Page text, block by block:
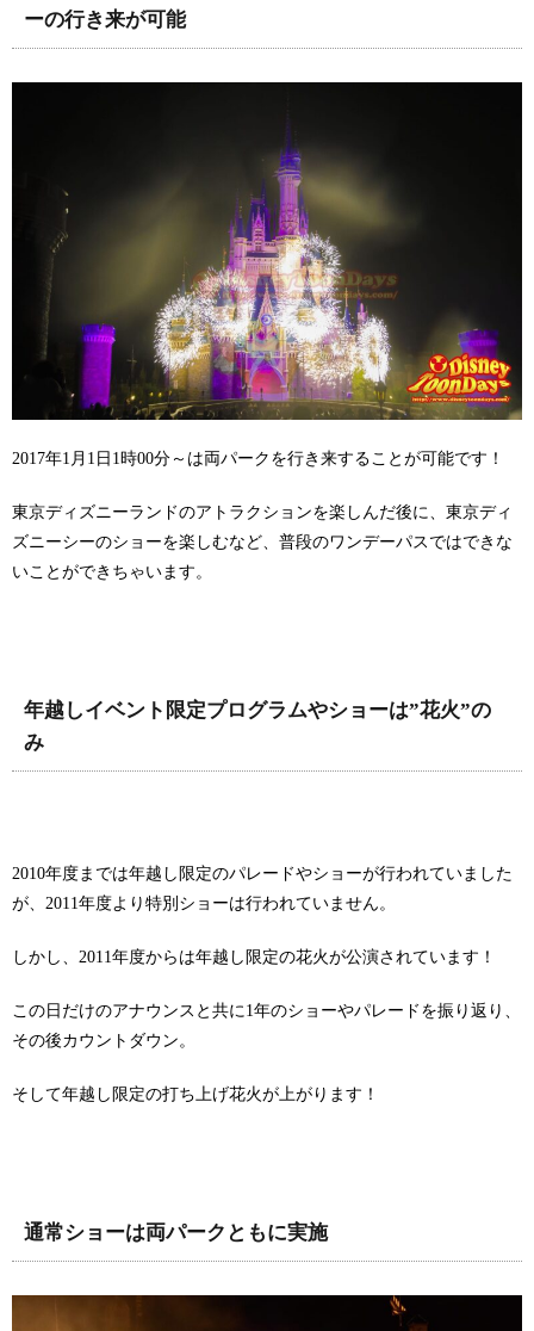
ーの行き来が可能
2017年1月1日1時00分～は両パークを行き来することが可能です！
東京ディズニーランドのアトラクションを楽しんだ後に、東京ディ
ズニーシーのショーを楽しむなど、普段のワンデーパスではできな
いことができちゃいます。
年越しイベント限定プログラムやショーは”花火”の
み
2010年度までは年越し限定のパレードやショーが行われていました
が、2011年度より特別ショーは行われていません。
しかし、2011年度からは年越し限定の花火が公演されています！
この日だけのアナウンスと共に1年のショーやパレードを振り返り、
その後カウントダウン。
そして年越し限定の打ち上げ花火が上がります！
通常ショーは両パークともに実施